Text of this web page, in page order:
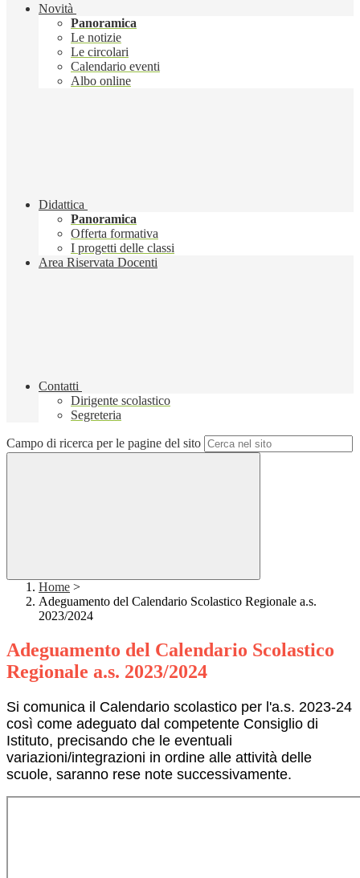
Novità
Panoramica
Le notizie
Le circolari
Calendario eventi
Albo online
Didattica
Panoramica
Offerta formativa
I progetti delle classi
Area Riservata Docenti
Contatti
Dirigente scolastico
Segreteria
Campo di ricerca per le pagine del sito
Home >
Adeguamento del Calendario Scolastico Regionale a.s.
2023/2024
Adeguamento del Calendario Scolastico
Regionale a.s. 2023/2024
Si comunica il Calendario scolastico per l'a.s. 2023-24
così come adeguato dal competente Consiglio di
Istituto, precisando che le eventuali
variazioni/integrazioni in ordine alle attività delle
scuole, saranno rese note successivamente.